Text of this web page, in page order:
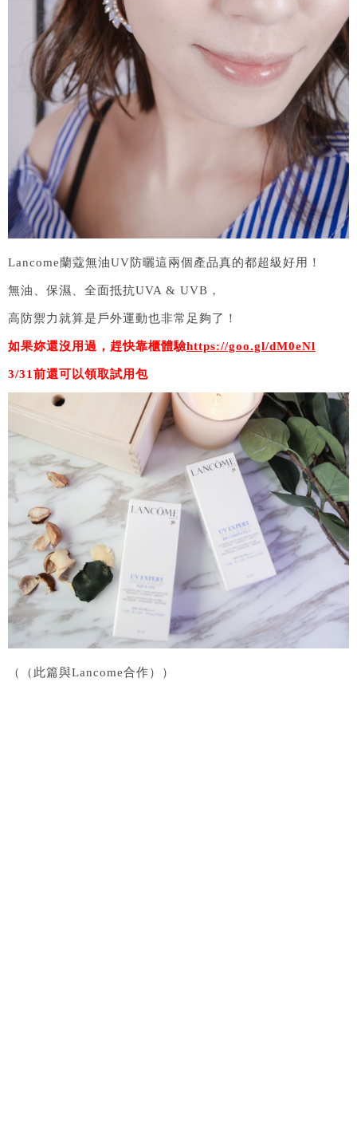
Lancome蘭蔻無油UV防曬這兩個產品真的都超級好用！
無油、保濕、全面抵抗UVA & UVB，
高防禦力就算是戶外運動也非常足夠了！
如果妳還沒用過，趕快靠櫃體驗https://goo.gl/dM0eNl
3/31前還可以領取試用包
（（此篇與Lancome合作））